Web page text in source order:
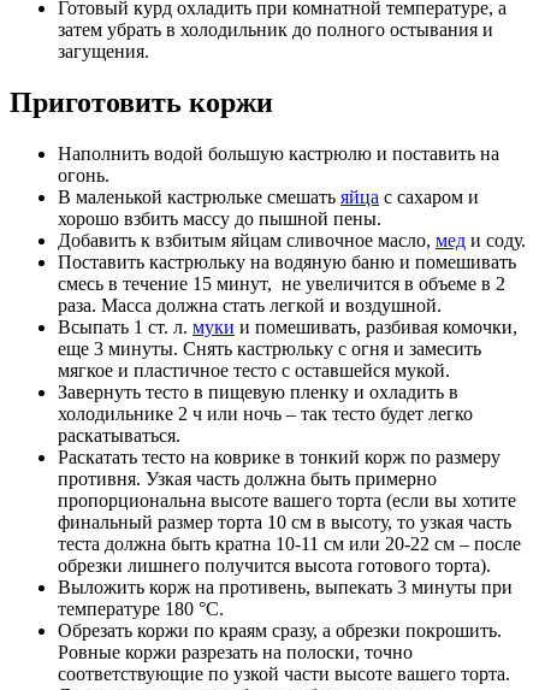
Готовый курд охладить при комнатной температуре, а
затем убрать в холодильник до полного остывания и
загущения.
Приготовить коржи
Наполнить водой большую кастрюлю и поставить на
огонь.
В маленькой кастрюльке смешать яйца с сахаром и
хорошо взбить массу до пышной пены.
Добавить к взбитым яйцам сливочное масло, мед и соду.
Поставить кастрюльку на водяную баню и помешивать
смесь в течение 15 минут, не увеличится в объеме в 2
раза. Масса должна стать легкой и воздушной.
Всыпать 1 ст. л. муки и помешивать, разбивая комочки,
еще 3 минуты. Снять кастрюльку с огня и замесить
мягкое и пластичное тесто с оставшейся мукой.
Завернуть тесто в пищевую пленку и охладить в
холодильнике 2 ч или ночь – так тесто будет легко
раскатываться.
Раскатать тесто на коврике в тонкий корж по размеру
противня. Узкая часть должна быть примерно
пропорциональна высоте вашего торта (если вы хотите
финальный размер торта 10 см в высоту, то узкая часть
теста должна быть кратна 10-11 см или 20-22 см – после
обрезки лишнего получится высота готового торта).
Выложить корж на противень, выпекать 3 минуты при
температуре 180 °С.
Обрезать коржи по краям сразу, а обрезки покрошить.
Ровные коржи разрезать на полоски, точно
соответствующие по узкой части высоте вашего торта.